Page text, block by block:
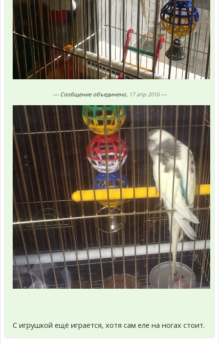
--- Сообщение объединено, 17 апр 2016---
С игрушкой ещё играется, хотя сам еле на ногах стоит.